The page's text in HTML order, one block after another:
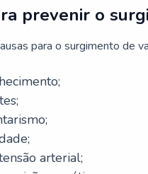
prevenir o
para o surgimento de
arterial;